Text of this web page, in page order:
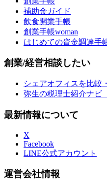
補助金ガイド
飲食開業手帳
創業手帳woman
はじめての資金調達手
創業/経営相談したい
シェアオフィスを比較
弥生の税理士紹介ナビ
最新情報について
X
Facebook
LINE公式アカウント
運営会社情報